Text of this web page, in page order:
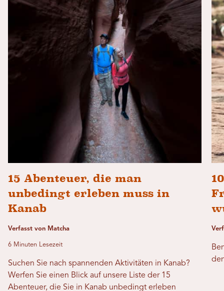
15 Abenteuer, die man
unbedingt erleben muss in
Kanab
Verfasst von Matcha
6 Minuten Lesezeit
Suchen Sie nach spannenden Aktivitäten in Kanab?
Werfen Sie einen Blick auf unsere Liste der 15
Abenteuer, die Sie in Kanab unbedingt erleben